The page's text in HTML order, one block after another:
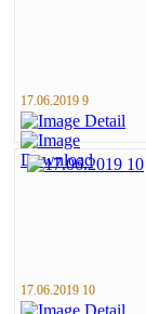
17.06.2019 9
17.06.2019 10